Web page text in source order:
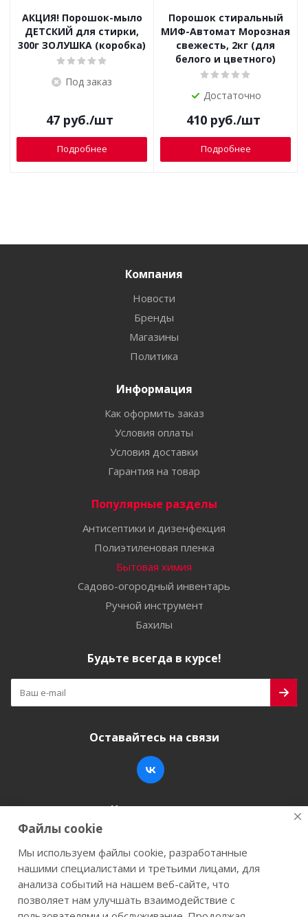
АКЦИЯ! Порошок-мыло
ДЕТСКИЙ для стирки,
300г ЗОЛУШКА (коробка)
Под заказ
47руб./шт
Подробнее
Порошок стиральный
МИФ-Автомат Морозная
свежесть, 2кг (для
белого и цветного)
Достаточно
410руб./шт
Подробнее
Компания
Новости
Бренды
Магазины
Политика
Информация
Как оформить заказ
Условия оплаты
Условия доставки
Гарантия на товар
Популярные разделы
Антисептики и дизенфекция
Полиэтиленовая пленка
Бытовая химия
Садово-огородный инвентарь
Ручной инструмент
Бахилы
Будьте всегда в курсе!
Оставайтесь на связи
Наши контакты
+7 (846) 200-05-15
г. Самара, ул. Заводское шоссе, 17
Файлы cookie
Мы используем файлы cookie, разработанные
нашими специалистами и третьими лицами, для
анализа событий на нашем веб-сайте, что
позволяет нам улучшать взаимодействие с